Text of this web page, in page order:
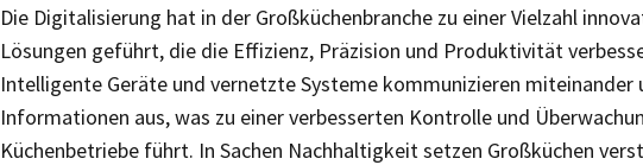
Die Digitalisierung hat in der Großküchenbranche zu einer Vielzahl
Lösungen geführt, die die Effizienz, Präzision und Produktivität
Intelligente Geräte und vernetzte Systeme kommunizieren miteinander
Informationen aus, was zu einer verbesserten Kontrolle und
Küchenbetriebe führt. In Sachen Nachhaltigkeit setzen Großküchen